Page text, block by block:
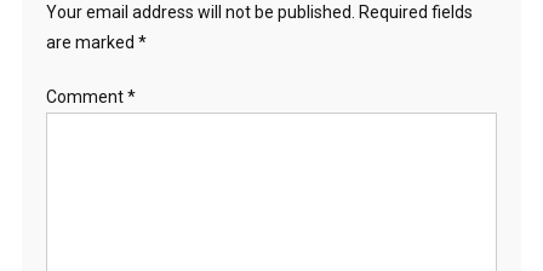
Your email address will not be published.
Required fields
are marked *
Comment*